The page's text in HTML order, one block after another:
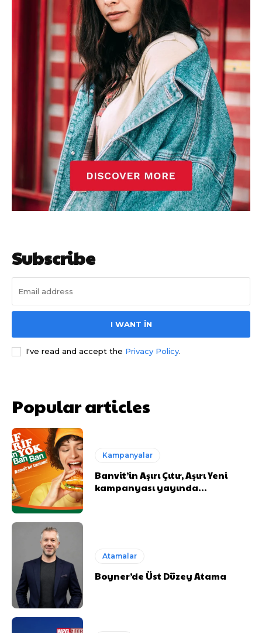
Subscribe
I WANT IN
I've read and accept the Privacy Policy.
Popular articles
Kampanyalar
Banvit’in Aşırı Çıtır, Aşırı Yeni
kampanyası yayında…
Atamalar
Boyner’de Üst Düzey Atama